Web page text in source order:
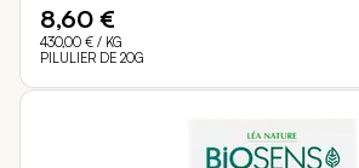
8,60 €
430,00 € / KG
PILULIER DE 20G